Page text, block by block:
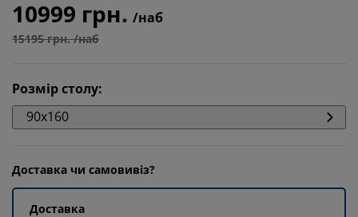
10999 грн. /наб
15195 грн. /наб
Розмір столу:
90x160
Доставка чи самовивіз?
Доставка